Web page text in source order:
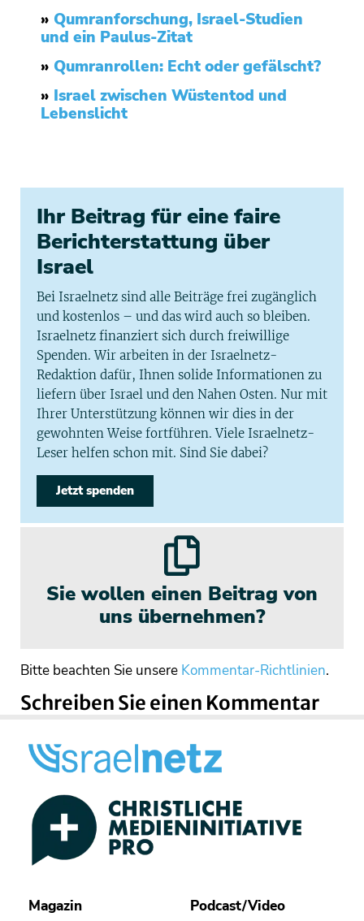
» Qumranforschung, Israel-Studien
und ein Paulus-Zitat
» Qumranrollen: Echt oder gefälscht?
» Israel zwischen Wüstentod und
Lebenslicht
Ihr Beitrag für eine faire
Berichterstattung über
Israel
Bei Israelnetz sind alle Beiträge frei zugänglich
und kostenlos – und das wird auch so bleiben.
Israelnetz finanziert sich durch freiwillige
Spenden. Wir arbeiten in der Israelnetz-
Redaktion dafür, Ihnen solide Informationen zu
liefern über Israel und den Nahen Osten. Nur mit
Ihrer Unterstützung können wir dies in der
gewohnten Weise fortführen. Viele Israelnetz-
Leser helfen schon mit. Sind Sie dabei?
Jetzt spenden
Sie wollen einen Beitrag von
uns übernehmen?
Bitte beachten Sie unsere Kommentar-Richtlinien.
Schreiben Sie einen Kommentar
Magazin Podcast/Video